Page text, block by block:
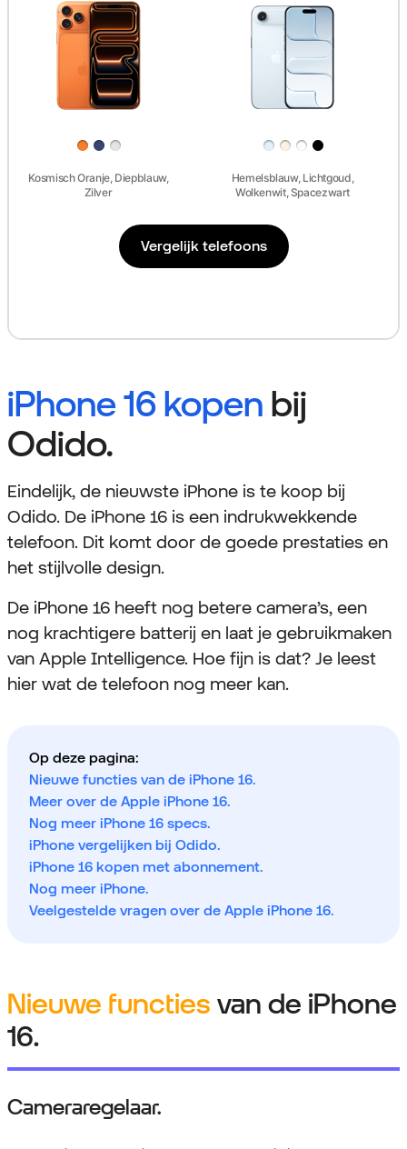
vergelijken.
Afbeeldingen
Kosmisch Oranje, Diepblauw,
Zilver
Hemelsblauw, Lichtgoud,
Wolkenwit, Spacezwart
Vergelijk telefoons
iPhone 16 kopen bij
Odido.
Eindelijk, de nieuwste iPhone is te koop bij
Odido. De iPhone 16 is een indrukwekkende
telefoon. Dit komt door de goede prestaties en
het stijlvolle design.
De iPhone 16 heeft nog betere camera’s, een
nog krachtigere batterij en laat je gebruikmaken
van Apple Intelligence. Hoe fijn is dat? Je leest
hier wat de telefoon nog meer kan.
Op deze pagina:
Nieuwe functies van de iPhone 16.
Meer over de Apple iPhone 16.
Nog meer iPhone 16 specs.
iPhone vergelijken bij Odido.
iPhone 16 kopen met abonnement.
Nog meer iPhone.
Veelgestelde vragen over de Apple iPhone 16.
Nieuwe functies van de iPhone
16.
Cameraregelaar.